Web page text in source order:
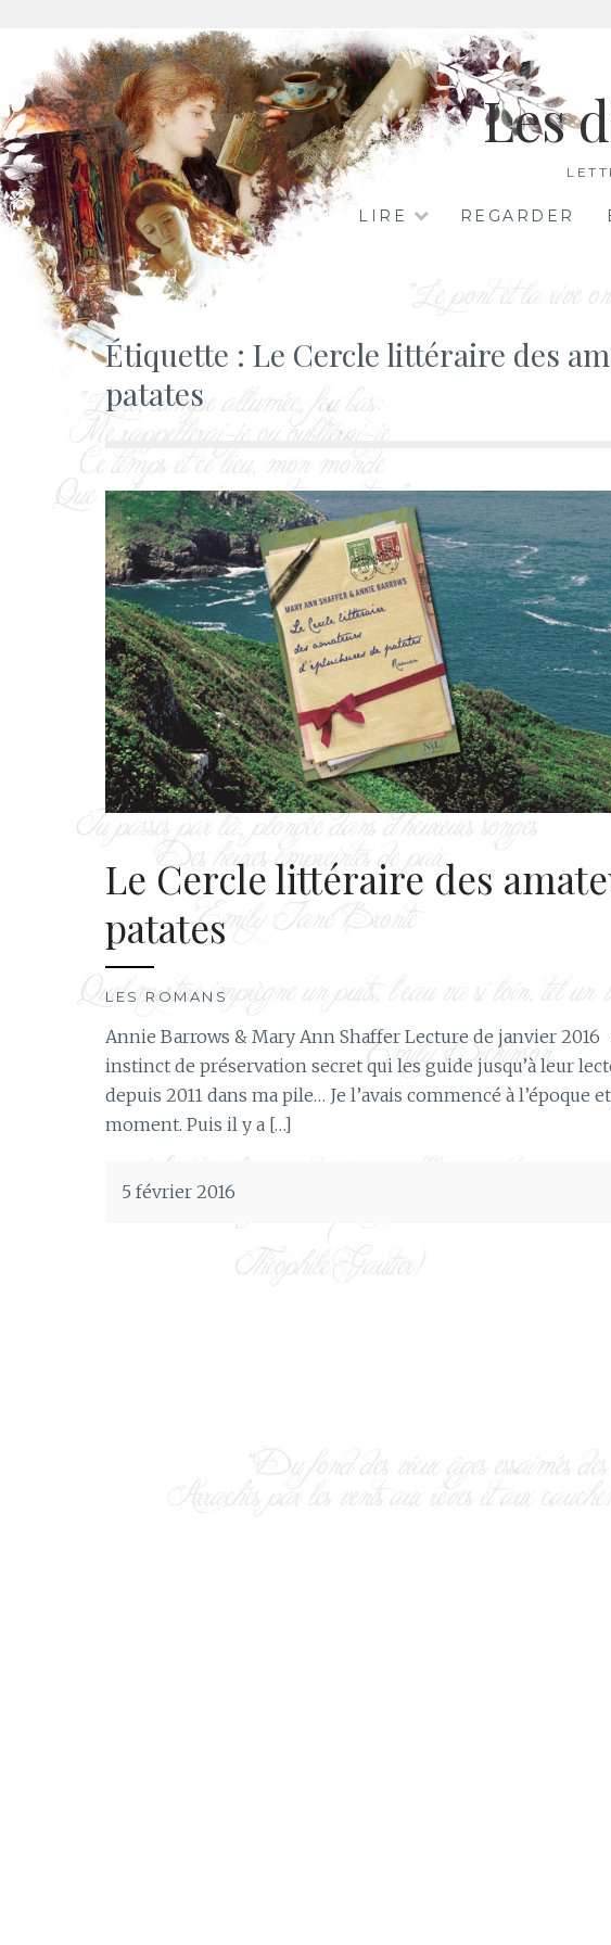
contenu
Les
LIRE REGARDER
Étiquette : Le Cercle littéraire des
patates
Le Cercle littéraire des
patates
LES ROMANS
Annie Barrows & Mary Ann Shaffer Lecture de janvier
instinct de préservation secret qui les guide jusqu’à leur
depuis 2011 dans ma pile… Je l’avais commencé à l’époque
moment. Puis il y a […]
5 février 2016